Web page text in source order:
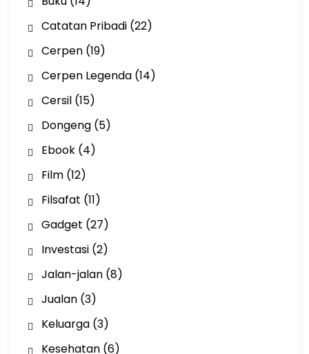
Catatan Pribadi(22)
Cerpen(19)
Cerpen Legenda(14)
Cersil(15)
Dongeng(5)
Ebook(4)
Film(12)
Filsafat (11)
Gadget (27)
Investasi(2)
Jalan-jalan(8)
Jualan(3)
Keluarga(3)
Kesehatan(6)